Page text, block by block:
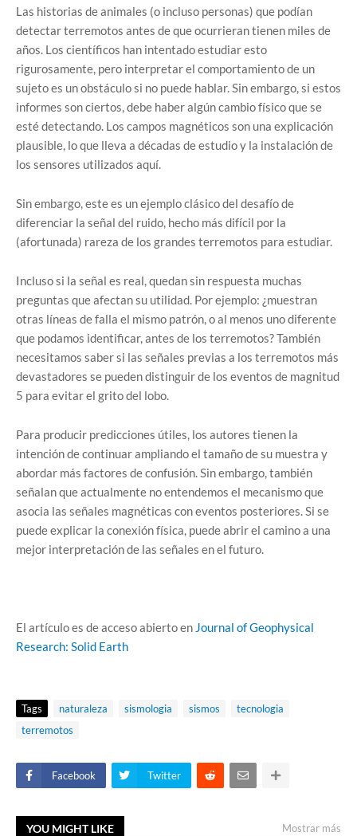
Las historias de animales (o incluso personas) que podían
detectar terremotos antes de que ocurrieran tienen miles de
años. Los científicos han intentado estudiar esto
rigurosamente, pero interpretar el comportamiento de un
sujeto es un obstáculo si no puede hablar. Sin embargo, si estos
informes son ciertos, debe haber algún cambio físico que se
esté detectando. Los campos magnéticos son una explicación
plausible, lo que lleva a décadas de estudio y la instalación de
los sensores utilizados aquí.
Sin embargo, este es un ejemplo clásico del desafío de
diferenciar la señal del ruido, hecho más difícil por la
(afortunada) rareza de los grandes terremotos para estudiar.
Incluso si la señal es real, quedan sin respuesta muchas
preguntas que afectan su utilidad. Por ejemplo: ¿muestran
otras líneas de falla el mismo patrón, o al menos uno diferente
que podamos identificar, antes de los terremotos? También
necesitamos saber si las señales previas a los terremotos más
devastadores se pueden distinguir de los eventos de magnitud
5 para evitar el grito del lobo.
Para producir predicciones útiles, los autores tienen la
intención de continuar ampliando el tamaño de su muestra y
abordar más factores de confusión. Sin embargo, también
señalan que actualmente no entendemos el mecanismo que
asocia las señales magnéticas con eventos posteriores. Si se
puede explicar la conexión física, puede abrir el camino a una
mejor interpretación de las señales en el futuro.
El artículo es de acceso abierto en Journal of Geophysical
Research: Solid Earth
Tags naturaleza sismologia sismos
tecnologia
terremotos
Facebook Twitter
YOU MIGHT LIKE Mostrar más